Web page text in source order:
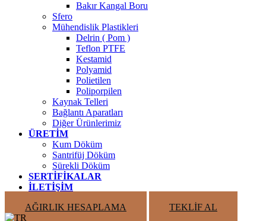
Bakır Kangal Boru
Sfero
Mühendislik Plastikleri
Delrin ( Pom )
Teflon PTFE
Kestamid
Polyamid
Polietilen
Poliporpilen
Kaynak Telleri
Bağlantı Aparatları
Diğer Ürünlerimiz
ÜRETIM
Kum Döküm
Santrifüj Döküm
Sürekli Döküm
SERTIFIKALAR
İLETIŞIM
AĞIRLIK HESAPLAMA
TEKLIF AL